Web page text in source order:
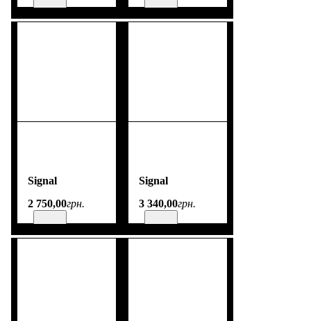
Signal
2 750,00грн.
Signal
3 340,00грн.